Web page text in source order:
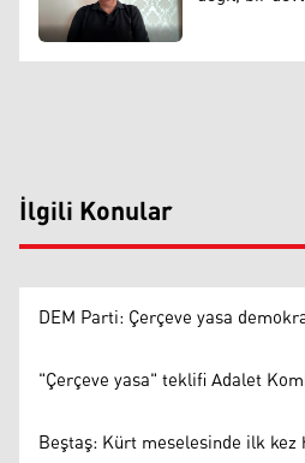
İlgili Konular
DEM Parti: Çerçeve yasa
"Çerçeve yasa" teklifi Adalet
Beştaş: Kürt meselesinde ilk kez